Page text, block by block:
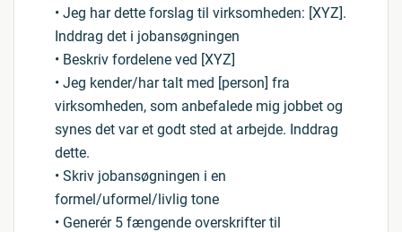
• Jeg har dette forslag til virksomheden: [XYZ].
Inddrag det i jobansøgningen
• Beskriv fordelene ved [XYZ]
• Jeg kender/har talt med [person] fra
virksomheden, som anbefalede mig jobbet og
synes det var et godt sted at arbejde. Inddrag
dette.
• Skriv jobansøgningen i en
formel/uformel/livlig tone
• Generér 5 fængende overskrifter til